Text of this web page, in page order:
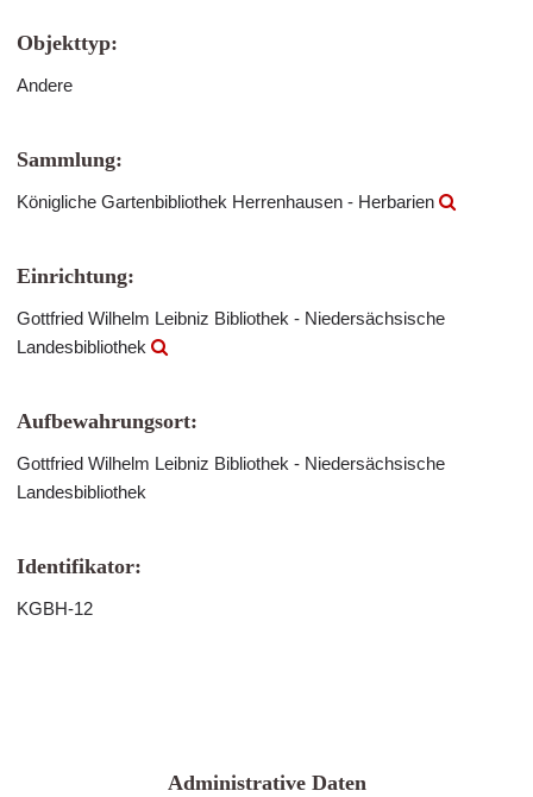
Objekttyp:
Andere
Sammlung:
Königliche Gartenbibliothek Herrenhausen - Herbarien
Einrichtung:
Gottfried Wilhelm Leibniz Bibliothek - Niedersächsische
Landesbibliothek
Aufbewahrungsort:
Gottfried Wilhelm Leibniz Bibliothek - Niedersächsische
Landesbibliothek
Identifikator:
KGBH-12
Administrative Daten